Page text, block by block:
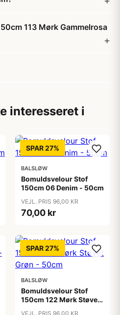
113 Mørk Gammelrosa
interesseret i
SPAR 27%
BALSLØW
Bomuldsvelour Stof
150cm 06 Denim - 50cm
VEJL. PRIS 96,00 KR
70,00 kr
SPAR 27%
BALSLØW
Bomuldsvelour Stof
150cm 122 Mørk Støvet
VEJL. PRIS 96,00 KR